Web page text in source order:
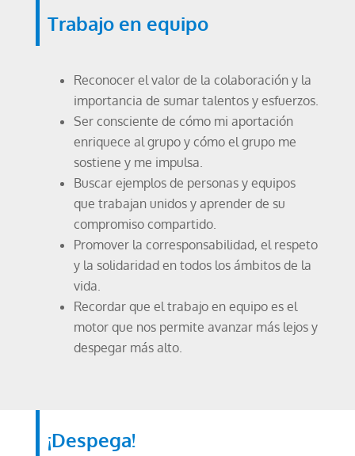
Trabajo en equipo
Reconocer el valor de la colaboración y la
importancia de sumar talentos y esfuerzos.
Ser consciente de cómo mi aportación
enriquece al grupo y cómo el grupo me
sostiene y me impulsa.
Buscar ejemplos de personas y equipos
que trabajan unidos y aprender de su
compromiso compartido.
Promover la corresponsabilidad, el respeto
y la solidaridad en todos los ámbitos de la
vida.
Recordar que el trabajo en equipo es el
motor que nos permite avanzar más lejos y
despegar más alto.
¡Despega!